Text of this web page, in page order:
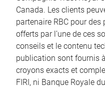
Canada. Les clients
partenaire RBC pour
offerts par l’une de ces
conseils et le contenu
publication sont fournis
croyons exacts et
FIRI, ni Banque Royale